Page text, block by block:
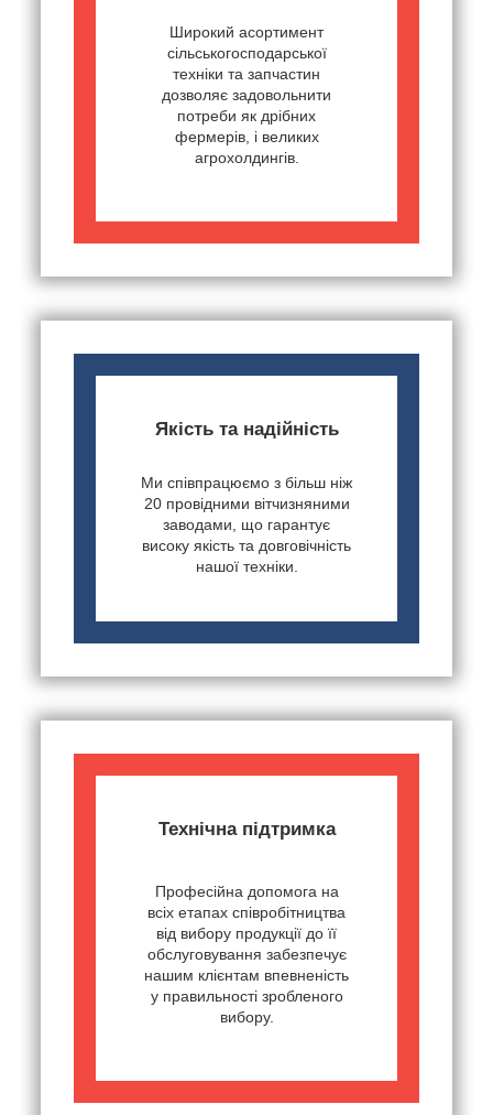
Широкий асортимент
сільськогосподарської
техніки та запчастин
дозволяє задовольнити
потреби як дрібних
фермерів, і великих
агрохолдингів.
Якість та надійність
Ми співпрацюємо з більш ніж
20 провідними вітчизняними
заводами, що гарантує
високу якість та довговічність
нашої техніки.
Технічна підтримка
Професійна допомога на
всіх етапах співробітництва
від вибору продукції до її
обслуговування забезпечує
нашим клієнтам впевненість
у правильності зробленого
вибору.